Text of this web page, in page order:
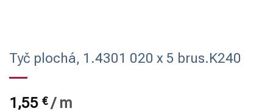
Tyč plochá, 1.4301 020 x 5 brus.K240
1,55 €/ m